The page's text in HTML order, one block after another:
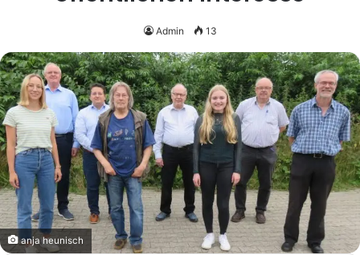
Admin 13
anja heunisch